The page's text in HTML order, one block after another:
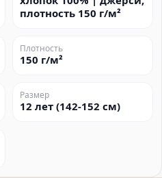
плотность 150 г/м²
Плотность
150 г/м²
Размер
12 лет (142-152 см)